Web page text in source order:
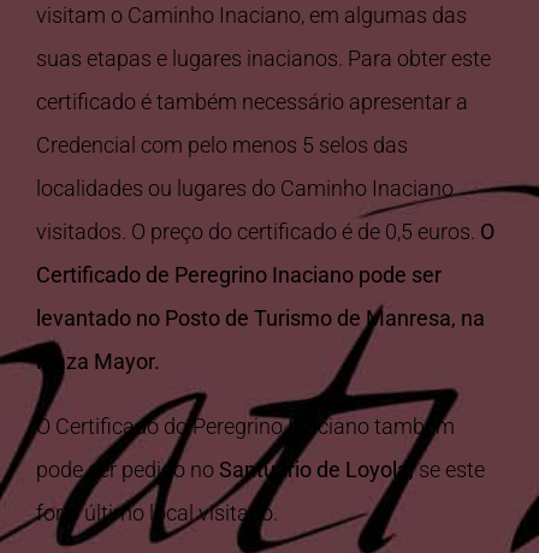
visitam o Caminho Inaciano, em algumas das
suas etapas e lugares inacianos. Para obter este
certificado é também necessário apresentar a
Credencial com pelo menos 5 selos das
localidades ou lugares do Caminho Inaciano
visitados. O preço do certificado é de 0,5 euros. O
Certificado de Peregrino Inaciano pode ser
levantado no Posto de Turismo de Manresa, na
Plaza Mayor.
O Certificado do Peregrino Inaciano também
pode ser pedido no Santuário de Loyola,se este
for o último local visitado.